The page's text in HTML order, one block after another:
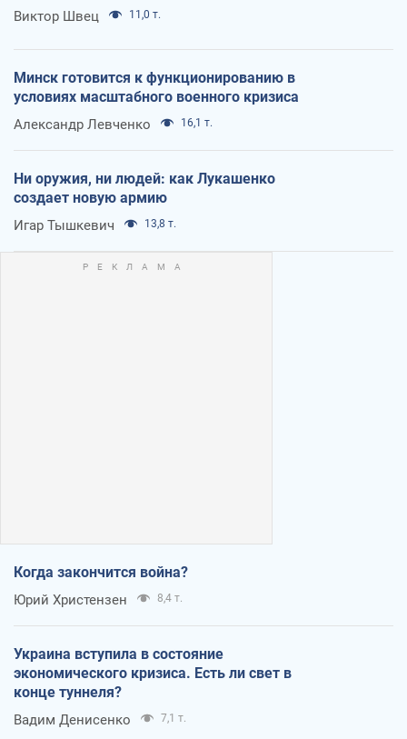
Виктор Швец 11,0 т.
Минск готовится к функционированию в
условиях масштабного военного кризиса
Александр Левченко 16,1 т.
Ни оружия, ни людей: как Лукашенко
создает новую армию
Игар Тышкевич 13,8 т.
Когда закончится война?
Юрий Христензен 8,4 т.
Украина вступила в состояние
экономического кризиса. Есть ли свет в
конце туннеля?
Вадим Денисенко 7,1 т.